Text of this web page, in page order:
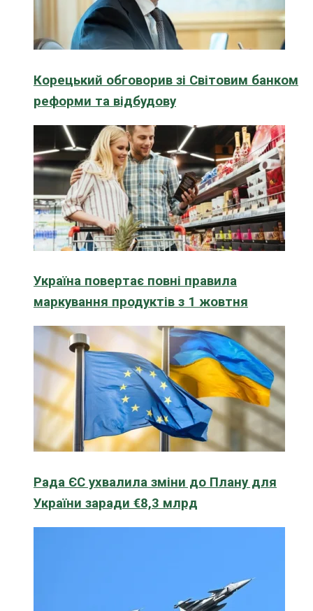
Корецький обговорив зі Світовим банком
реформи та відбудову
Україна повертає повні правила
маркування продуктів з 1 жовтня
Рада ЄС ухвалила зміни до Плану для
України заради €8,3 млрд